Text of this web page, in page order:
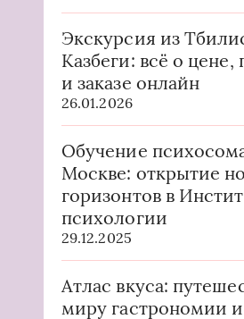
Экскурсия из
Казбеги: всё о
и заказе онлайн
26.01.2026
Обучение
Москве: открытие
горизонтов в
психологии
29.12.2025
Атлас вкуса:
миру гастрономии